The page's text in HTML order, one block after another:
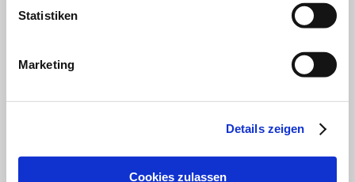
Statistiken
Marketing
Details zeigen
Cookies zulassen